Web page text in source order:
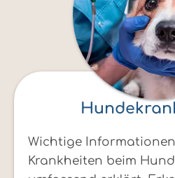
Wichtige
Krankheiten beim